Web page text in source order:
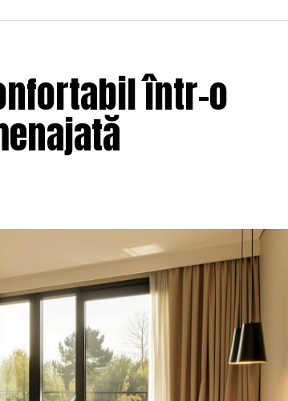
într-o